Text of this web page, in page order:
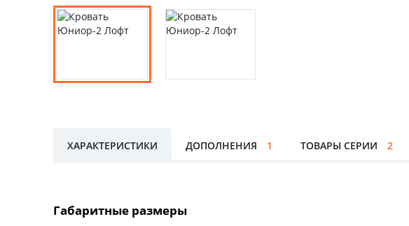
ХАРАКТЕРИСТИКИ ДОПОЛНЕНИЯ 1 ТОВАРЫ СЕРИИ 2
Габаритные размеры